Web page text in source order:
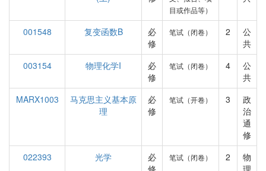
目或作品等）
001548 复变函数B
必
修
笔试（闭卷） 2
公
共
003154
物理化学I
必
修
笔试（闭卷） 4
公
共
MARX1003
马克思主义基本原
理
必
修
笔试（开卷） 3
政
治
通
修
022393
光学
必
修
笔试（闭卷） 2
物
理